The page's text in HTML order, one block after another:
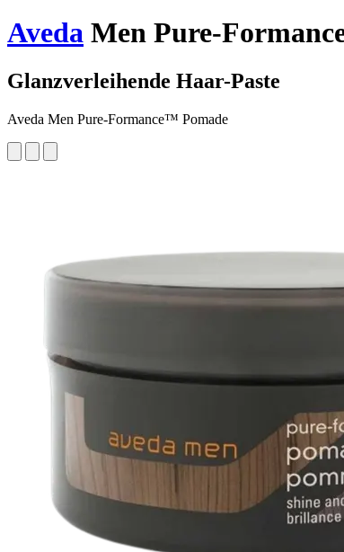
Aveda Men Pure-
Glanzverleihende Haar-Paste
Aveda Men Pure-Formance™ Pomade